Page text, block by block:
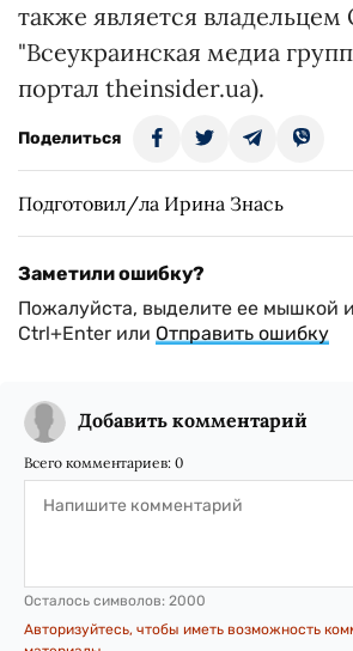
также является
"Всеукраинская медиа
портал theinsider.ua).
Поделиться
Подготовил/ла Ирина Знась
Заметили ошибку?
Пожалуйста, выделите ее мышкой
Ctrl+Enter или Отправить ошибку
Добавить комментарий
Всего комментариев: 0
Осталось символов: 2000
Авторизуйтесь, чтобы иметь возможность